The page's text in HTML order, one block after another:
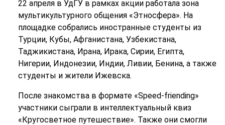
22 апреля в УдГУ в рамках акции работала зона
мультикультурного общения «Этносфера». На
площадке собрались иностранные студенты из
Турции, Кубы, Афганистана, Узбекистана,
Таджикистана, Ирана, Ирака, Сирии, Египта,
Нигерии, Индонезии, Индии, Ливии, Бенина, а также
студенты и жители Ижевска.
После знакомства в формате «Speed-friending»
участники сыграли в интеллектуальный квиз
«Кругосветное путешествие». Также они смогли